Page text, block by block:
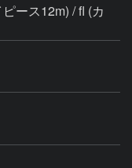
ース12m) / fl (カ